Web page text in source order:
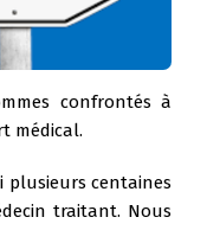
confrontés à
médical.
plusieurs centaines
traitant. Nous